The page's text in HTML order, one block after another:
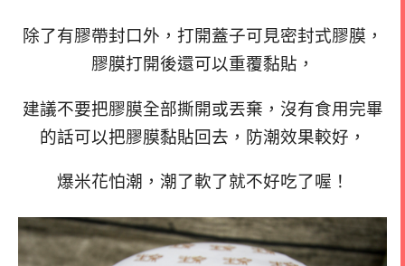
除了有膠帶封口外，打開蓋子可見密封式膠膜，
膠膜打開後還可以重覆黏貼，
建議不要把膠膜全部撕開或丟棄，沒有食用完畢
的話可以把膠膜黏貼回去，防潮效果較好，
爆米花怕潮，潮了軟了就不好吃了喔！